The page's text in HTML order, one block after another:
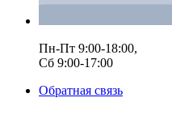
Пн-Пт 9:00-18:00,
Сб 9:00-17:00
Обратная связь